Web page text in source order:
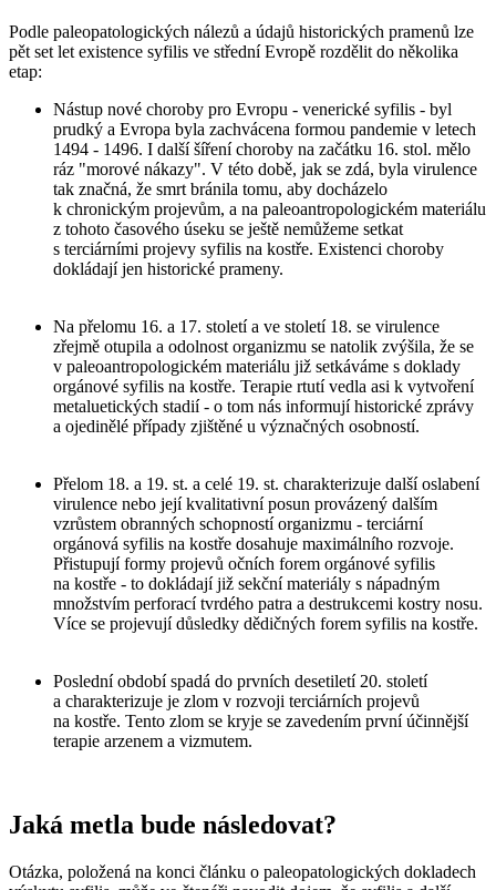
Podle paleopatologických nálezů a údajů historických pramenů lze
pět set let existence syfilis ve střední Evropě rozdělit do několika
etap:
Nástup nové choroby pro Evropu - venerické syfilis - byl
prudký a Evropa byla zachvácena formou pandemie v letech
1494 - 1496. I další šíření choroby na začátku 16. stol. mělo
ráz "morové nákazy". V této době, jak se zdá, byla virulence
tak značná, že smrt bránila tomu, aby docházelo
k chronickým projevům, a na paleoantropologickém materiálu
z tohoto časového úseku se ještě nemůžeme setkat
s terciárními projevy syfilis na kostře. Existenci choroby
dokládají jen historické prameny.
Na přelomu 16. a 17. století a ve století 18. se virulence
zřejmě otupila a odolnost organizmu se natolik zvýšila, že se
v paleoantropologickém materiálu již setkáváme s doklady
orgánové syfilis na kostře. Terapie rtutí vedla asi k vytvoření
metaluetických stadií - o tom nás informují historické zprávy
a ojedinělé případy zjištěné u význačných osobností.
Přelom 18. a 19. st. a celé 19. st. charakterizuje další oslabení
virulence nebo její kvalitativní posun provázený dalším
vzrůstem obranných schopností organizmu - terciární
orgánová syfilis na kostře dosahuje maximálního rozvoje.
Přistupují formy projevů očních forem orgánové syfilis
na kostře - to dokládají již sekční materiály s nápadným
množstvím perforací tvrdého patra a destrukcemi kostry nosu.
Více se projevují důsledky dědičných forem syfilis na kostře.
Poslední období spadá do prvních desetiletí 20. století
a charakterizuje je zlom v rozvoji terciárních projevů
na kostře. Tento zlom se kryje se zavedením první účinnější
terapie arzenem a vizmutem.
Jaká metla bude následovat?
Otázka, položená na konci článku o paleopatologických dokladech